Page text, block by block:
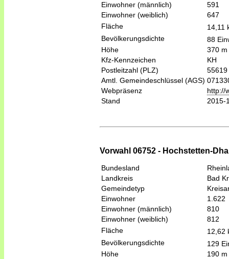
Einwohner (männlich)
591
Einwohner (weiblich)
647
Fläche
14,11
Bevölkerungsdichte
88
Höhe
370 m
Kfz-Kennzeichen
KH
Postleitzahl (PLZ)
55619
Amtl. Gemeindeschlüssel (AGS)
Webpräsenz
http://
Stand
2015-
Vorwahl 06752 - Hochstetten-
Bundesland
Landkreis
Bad
Gemeindetyp
Einwohner
1.622
Einwohner (männlich)
810
Einwohner (weiblich)
812
Fläche
12,62
Bevölkerungsdichte
129
Höhe
190